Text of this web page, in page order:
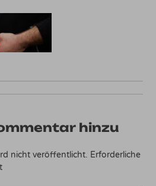
hinzu
nicht veröffentlicht. Erforderliche